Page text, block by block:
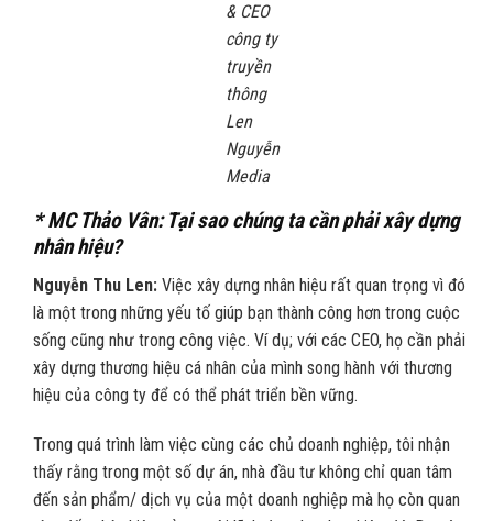
& CEO
công ty
truyền
thông
Len
Nguyễn
Media
* MC Thảo Vân: Tại sao chúng ta cần phải xây dựng
nhân hiệu?
Nguyễn Thu Len: Việc xây dựng nhân hiệu rất quan trọng vì đó
là một trong những yếu tố giúp bạn thành công hơn trong cuộc
sống cũng như trong công việc. Ví dụ; với các CEO, họ cần phải
xây dựng thương hiệu cá nhân của mình song hành với thương
hiệu của công ty để có thể phát triển bền vững.
Trong quá trình làm việc cùng các chủ doanh nghiệp, tôi nhận
thấy rằng trong một số dự án, nhà đầu tư không chỉ quan tâm
đến sản phẩm/ dịch vụ của một doanh nghiệp mà họ còn quan